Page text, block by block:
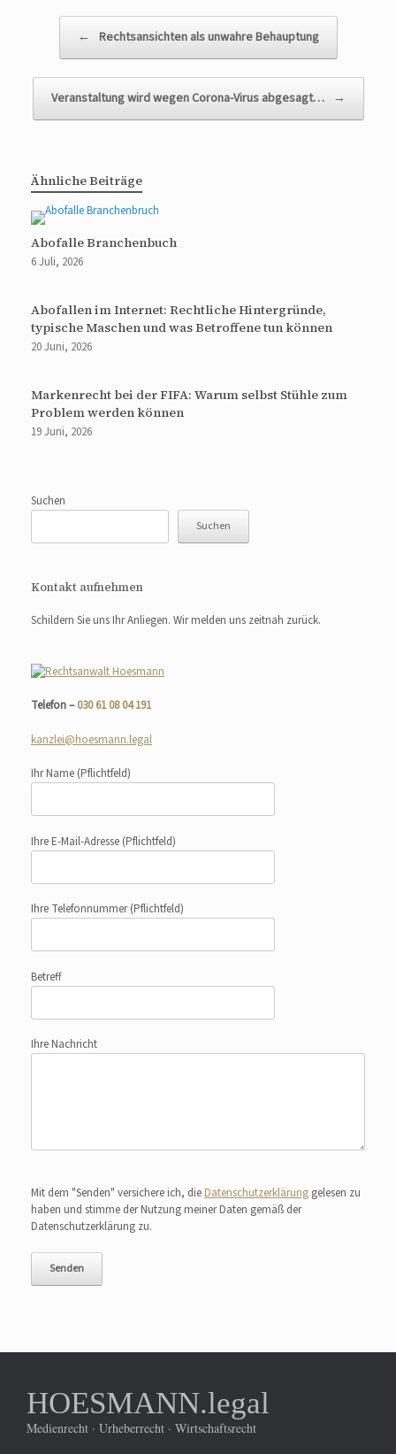
← Rechtsansichten als unwahre Behauptung
Veranstaltung wird wegen Corona-Virus abgesagt… →
Ähnliche Beiträge
Abofalle Branchenbuch
6 Juli, 2026
Abofallen im Internet: Rechtliche Hintergründe,
typische Maschen und was Betroffene tun können
20 Juni, 2026
Markenrecht bei der FIFA: Warum selbst Stühle zum
Problem werden können
19 Juni, 2026
Suchen
Suchen
Kontakt aufnehmen
Schildern Sie uns Ihr Anliegen. Wir melden uns zeitnah zurück.
Telefon –030 61 08 04 191
kanzlei@hoesmann.legal
Ihr Name (Pflichtfeld)
Ihre E-Mail-Adresse (Pflichtfeld)
Ihre Telefonnummer(Pflichtfeld)
Betreff
Ihre Nachricht
Mit dem "Senden" versichere ich, die Datenschutzerklärung gelesen zu
haben und stimme der Nutzung meiner Daten gemäß der
Datenschutzerklärung zu.
HOESMANN.legal
Medienrecht · Urheberrecht · Wirtschaftsrecht